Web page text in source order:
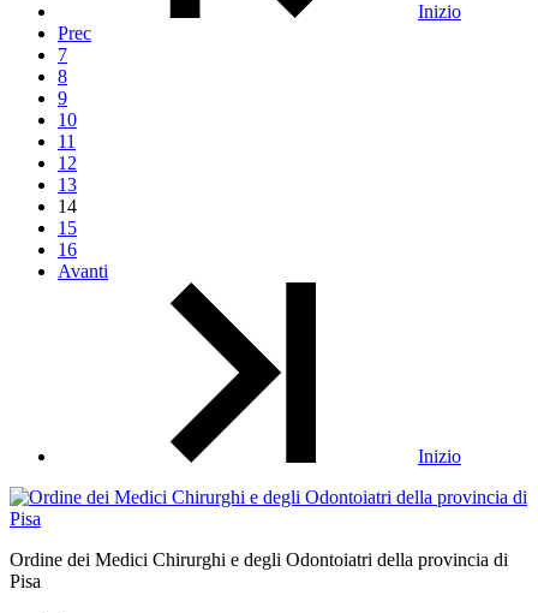
Inizio
Prec
7
8
9
10
11
12
13
14
15
16
Avanti
Inizio
Ordine dei Medici Chirurghi e degli Odontoiatri della provincia di
Pisa